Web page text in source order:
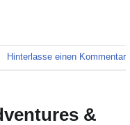
Hinterlasse einen Kommentar
&